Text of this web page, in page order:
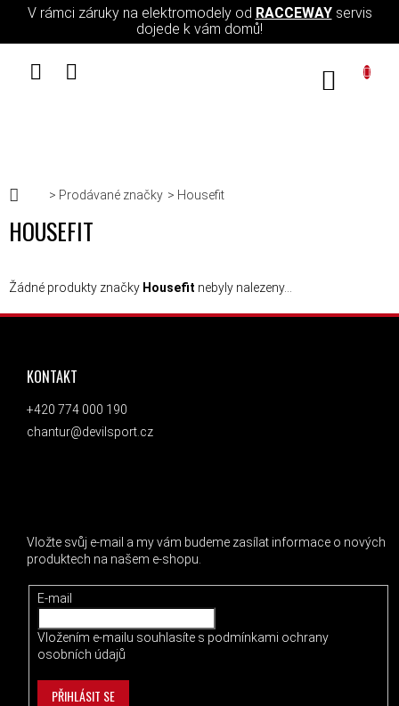
Přejít na obsah
V rámci záruky na elektromodely od RACCEWAYservis
dojede k vám domů!
Domů
Prodávané značky Housefit
HOUSEFIT
Žádné produkty značky Housefit nebyly nalezeny...
ZÁPATÍ
KONTAKT
+420 774 000 190
chantur@devilsport.cz
Vložte svůj e-mail a my vám budeme zasílat informace o nových
produktech na našem e-shopu.
E-mail
Vložením e-mailu souhlasíte s podmínkami ochrany
osobních údajů
PŘIHLÁSIT SE